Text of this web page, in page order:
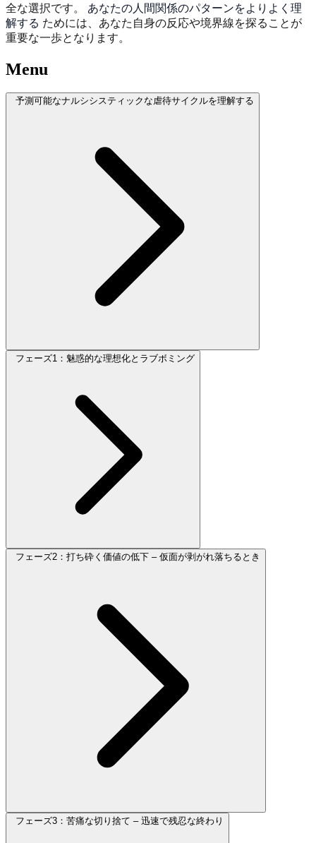
全な選択です。 あなたの人間関係のパターンをよりよく理
解する ためには、あなた自身の反応や境界線を探ることが
重要な一歩となります。
Menu
予測可能なナルシシスティックな虐待サイクルを理解する
フェーズ1：魅惑的な理想化とラブボミング
フェーズ2：打ち砕く価値の低下 – 仮面が剥がれ落ちるとき
フェーズ3：苦痛な切り捨て – 迅速で残忍な終わり